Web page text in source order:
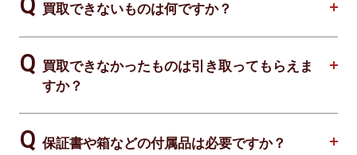
買取できないものは何ですか？
買取できなかったものは引き取ってもらえま
すか？
保証書や箱などの付属品は必要ですか？